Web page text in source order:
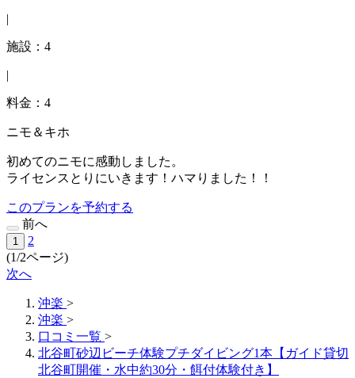
|
施設：4
|
料金：4
ニモ＆キホ
初めてのニモに感動しました。
ライセンスとりにいきます！ハマりました！！
このプランを予約する
前へ
1
2
(1/2ページ)
次へ
沖楽 >
沖楽 >
口コミ一覧 >
北谷町砂辺ビーチ体験プチダイビング1本【ガイド貸切
北谷町開催・水中約30分・餌付体験付き】